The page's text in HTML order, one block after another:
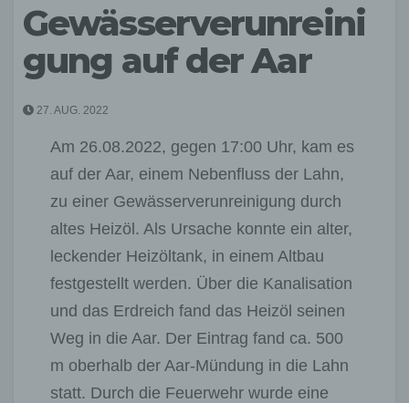
Gewässerverunreini
gung auf der Aar
27. AUG. 2022
Am 26.08.2022, gegen 17:00 Uhr, kam es
auf der Aar, einem Nebenfluss der Lahn,
zu einer Gewässerverunreinigung durch
altes Heizöl. Als Ursache konnte ein alter,
leckender Heizöltank, in einem Altbau
festgestellt werden. Über die Kanalisation
und das Erdreich fand das Heizöl seinen
Weg in die Aar. Der Eintrag fand ca. 500
m oberhalb der Aar-Mündung in die Lahn
statt. Durch die Feuerwehr wurde eine